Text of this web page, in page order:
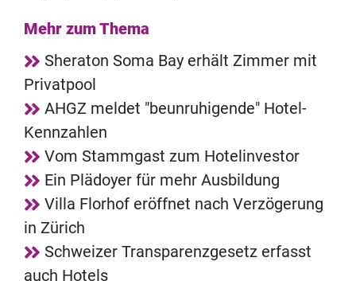
Mehr zum Thema
Sheraton Soma Bay erhält Zimmer mit
Privatpool
AHGZ meldet "beunruhigende" Hotel-
Kennzahlen
Vom Stammgast zum Hotelinvestor
Ein Plädoyer für mehr Ausbildung
Villa Florhof eröffnet nach Verzögerung
in Zürich
Schweizer Transparenzgesetz erfasst
auch Hotels